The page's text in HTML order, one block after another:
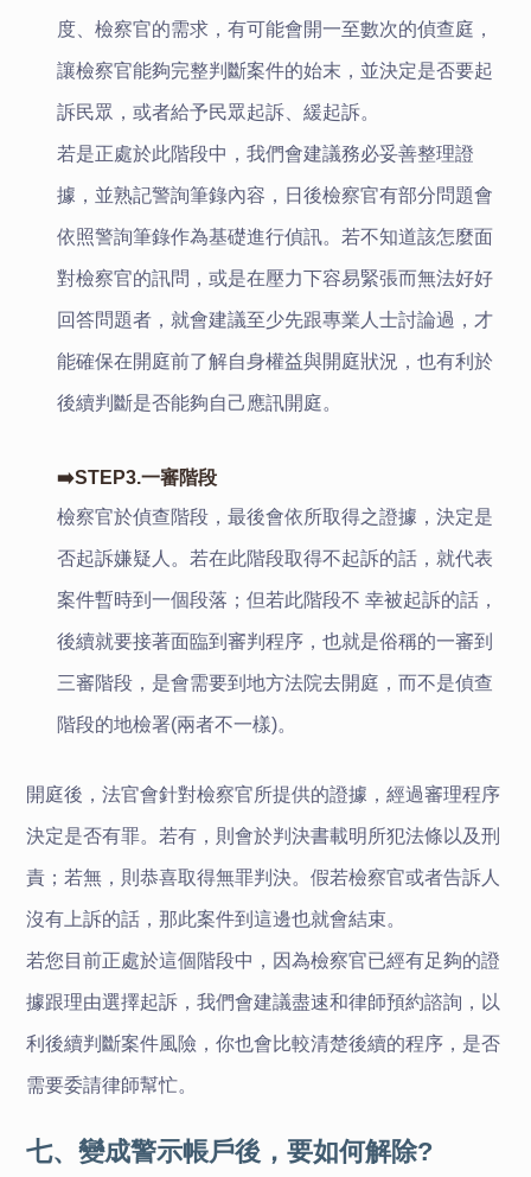
度、檢察官的需求，有可能會開一至數次的偵查庭，
讓檢察官能夠完整判斷案件的始末，並決定是否要起
訴民眾，或者給予民眾起訴、緩起訴。
若是正處於此階段中，我們會建議務必妥善整理證
據，並熟記警詢筆錄內容，日後檢察官有部分問題會
依照警詢筆錄作為基礎進行偵訊。若不知道該怎麼面
對檢察官的訊問，或是在壓力下容易緊張而無法好好
回答問題者，就會建議至少先跟專業人士討論過，才
能確保在開庭前了解自身權益與開庭狀況，也有利於
後續判斷是否能夠自己應訊開庭。
➡️STEP3.一審階段
檢察官於偵查階段，最後會依所取得之證據，決定是
否起訴嫌疑人。若在此階段取得不起訴的話，就代表
案件暫時到一個段落；但若此階段不 幸被起訴的話，
後續就要接著面臨到審判程序，也就是俗稱的一審到
三審階段，是會需要到地方法院去開庭，而不是偵查
階段的地檢署(兩者不一樣)。
開庭後，法官會針對檢察官所提供的證據，經過審理程序
決定是否有罪。若有，則會於判決書載明所犯法條以及刑
責；若無，則恭喜取得無罪判決。假若檢察官或者告訴人
沒有上訴的話，那此案件到這邊也就會結束。
若您目前正處於這個階段中，因為檢察官已經有足夠的證
據跟理由選擇起訴，我們會建議盡速和律師預約諮詢，以
利後續判斷案件風險，你也會比較清楚後續的程序，是否
需要委請律師幫忙。
七、變成警示帳戶後，要如何解除?